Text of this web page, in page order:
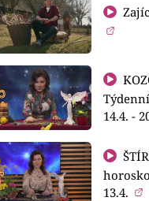
KOZOROH -
14.4. -
ŠTÍR - Týdenní
13.4.